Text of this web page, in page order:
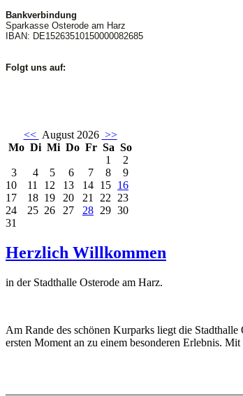
Bankverbindung
Sparkasse Osterode am Harz
IBAN: DE15263510150000082685
Folgt uns auf:
<< August 2026 >>
Mo Di Mi Do Fr Sa So
1
2
3
4 5 6 7 8
9
10
11 12 13 14 15 16
17
18 19 20 21 22 23
24
25 26 27 28 29 30
31
Herzlich Willkommen
in der Stadthalle Osterode am Harz.
Am Rande des schönen Kurparks liegt die
ersten Moment an zu einem besonderen Erlebnis.